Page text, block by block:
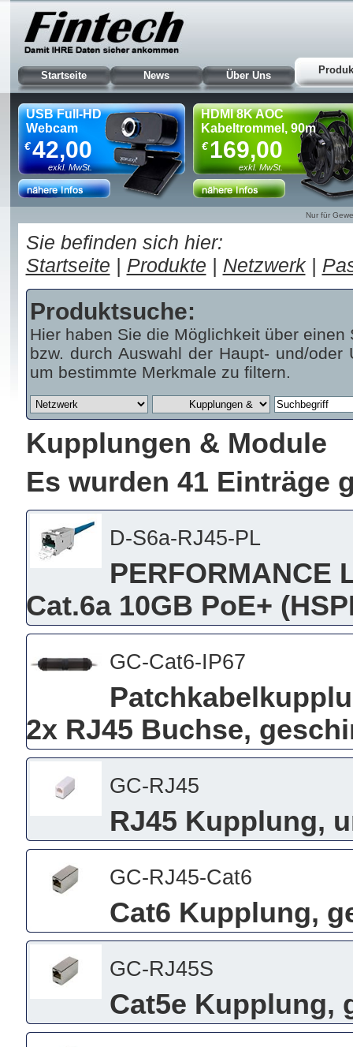
Startseite News Über Uns
USB Full-HD
Webcam
42,00
€
exkl. MwSt.
HDMI 8K AOC
Kabeltrommel, 90m
169,00
€
exkl. MwSt.
Nur für
Sie befinden sich hier:
Startseite | Produkte | Netzwerk|
Produktsuche:
Hier haben Sie die Möglichkeit über
bzw. durch Auswahl der Haupt- und/
um bestimmte Merkmale zu filtern.
Kupplungen & Module
Es wurden 41 Einträge
D-S6a-RJ45-PL
PERFORMANCE
Cat.6a 10GB PoE+
GC-Cat6-IP67
2x RJ45 Buchse,
GC-RJ45
RJ45 Kupplung,
GC-RJ45-Cat6
Cat6 Kupplung,
GC-RJ45S
Cat5e Kupplung,